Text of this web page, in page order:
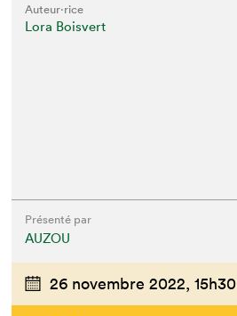
Auteur·rice
Lora Boisvert
Présenté par
AUZOU
26 novembre 2022, 15h30